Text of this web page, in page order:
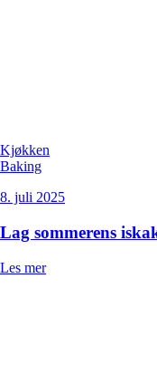
Kjøkken
Baking
8. juli 2025
Lag sommerens
Les mer